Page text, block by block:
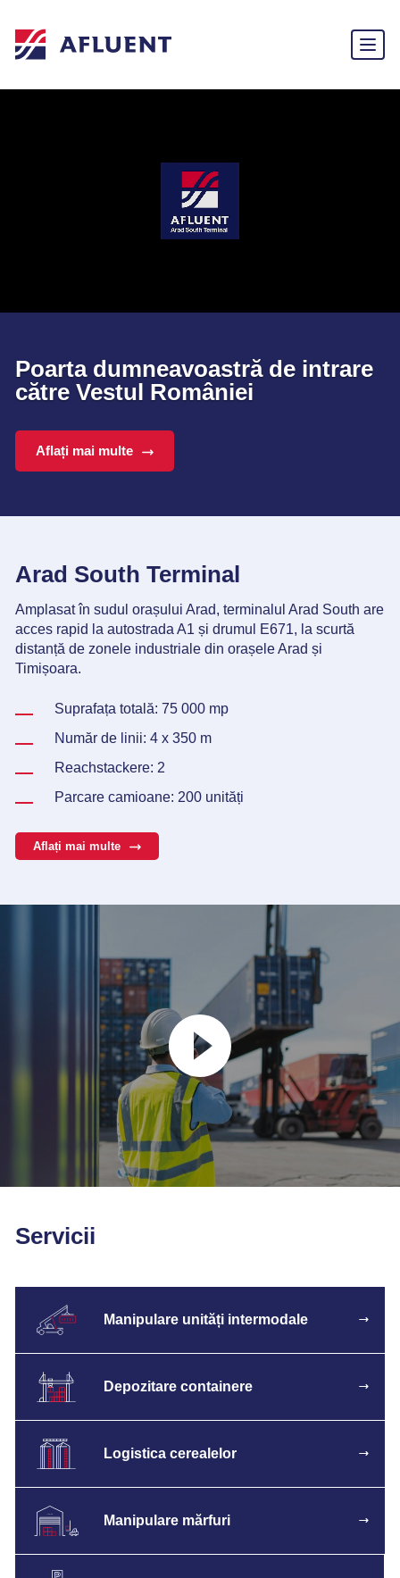
Poarta dumneavoastră de intrare
către Vestul României
Aflați mai multe
Arad South Terminal
Amplasat în sudul orașului Arad, terminalul Arad South are
acces rapid la autostrada A1 și drumul E671, la scurtă
distanță de zonele industriale din orașele Arad și
Timișoara.
Suprafața totală: 75 000 mp
Număr de linii: 4 x 350 m
Reachstackere: 2
Parcare camioane: 200 unități
Aflați mai multe
Servicii
Manipulare unități intermodale
Depozitare containere
Logistica cerealelor
Manipulare mărfuri